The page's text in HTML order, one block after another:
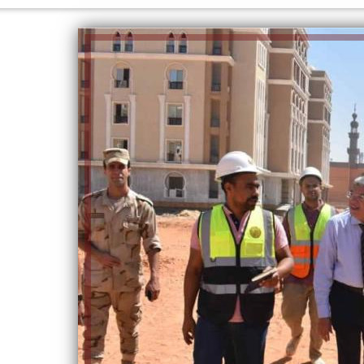
إلهام شرشر تكتب: «صلاح» ملك
المحبة.. رسول السلام والإنسانية
إلهام شرشر تكتب: دي مبقتش كورة..
دي سياسة